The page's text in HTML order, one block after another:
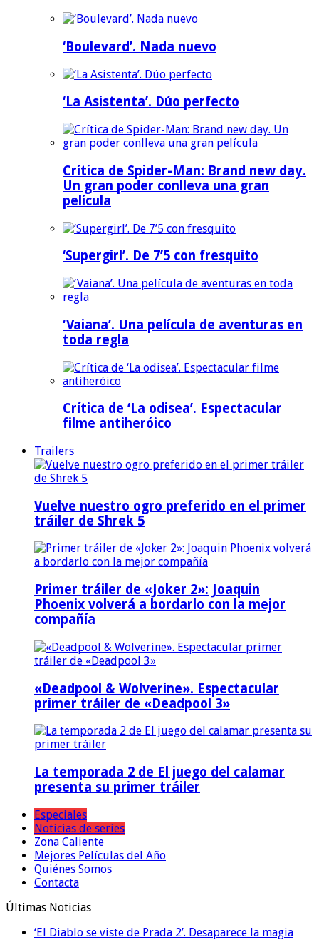
‘Boulevard’. Nada nuevo
‘La Asistenta’. Dúo perfecto
Crítica de Spider-Man: Brand new day.
Un gran poder conlleva una gran
película
‘Supergirl’. De 7’5 con fresquito
‘Vaiana’. Una película de aventuras en
toda regla
Crítica de ‘La odisea’. Espectacular
filme antiheróico
Trailers
Vuelve nuestro ogro preferido en el primer
tráiler de Shrek 5
Primer tráiler de «Joker 2»: Joaquin
Phoenix volverá a bordarlo con la mejor
compañía
«Deadpool & Wolverine». Espectacular
primer tráiler de «Deadpool 3»
La temporada 2 de El juego del calamar
presenta su primer tráiler
Especiales
Noticias de series
Zona Caliente
Mejores Películas del Año
Quiénes Somos
Contacta
Últimas Noticias
‘El Diablo se viste de Prada 2’. Desaparece la magia